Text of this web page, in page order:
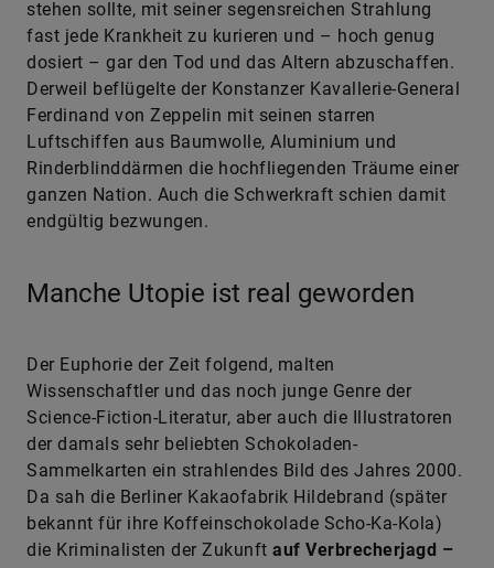
dosiert – gar den Tod und das Altern abzuschaffen.
Derweil beflügelte der Konstanzer Kavallerie-General
Ferdinand von Zeppelin mit seinen starren
Luftschiffen aus Baumwolle, Aluminium und
Rinderblinddärmen die hochfliegenden Träume einer
ganzen Nation. Auch die Schwerkraft schien damit
endgültig bezwungen.
Manche Utopie ist real geworden
Der Euphorie der Zeit folgend, malten
Science-Fiction-Literatur, aber auch die Illustratoren
der damals sehr beliebten Schokoladen-
Sammelkarten ein strahlendes Bild des Jahres 2000.
Da sah die Berliner Kakaofabrik Hildebrand (später
bekannt für ihre Koffeinschokolade Scho-Ka-Kola)
die Kriminalisten der Zukunftauf Verbrecherjagd –
mit tragbaren Röntgengeräten durch Wände
blickend.Heute hat die Realität die Fantasie längst